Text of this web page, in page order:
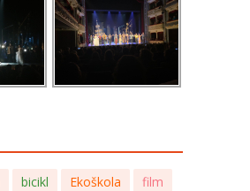
bicikl Ekoškola
film